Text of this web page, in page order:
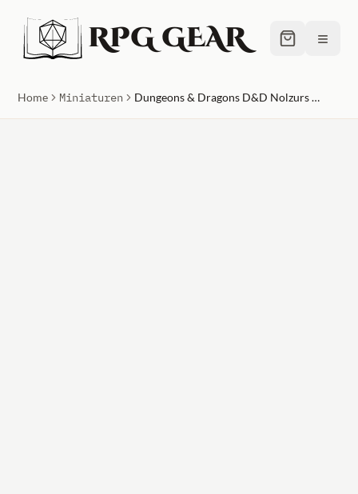
RPG GEAR ≡
Home Miniaturen Dungeons & Dragons D&D Nolzurs Marvelous Pigments Underdark Paint Set